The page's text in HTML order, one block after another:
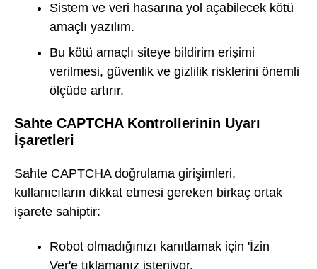
Sistem ve veri hasarına yol açabilecek kötü
amaçlı yazılım.
Bu kötü amaçlı siteye bildirim erişimi
verilmesi, güvenlik ve gizlilik risklerini önemli
ölçüde artırır.
Sahte CAPTCHA Kontrollerinin Uyarı
İşaretleri
Sahte CAPTCHA doğrulama girişimleri,
kullanıcıların dikkat etmesi gereken birkaç ortak
işarete sahiptir:
Robot olmadığınızı kanıtlamak için 'İzin
Ver'e tıklamanız isteniyor.